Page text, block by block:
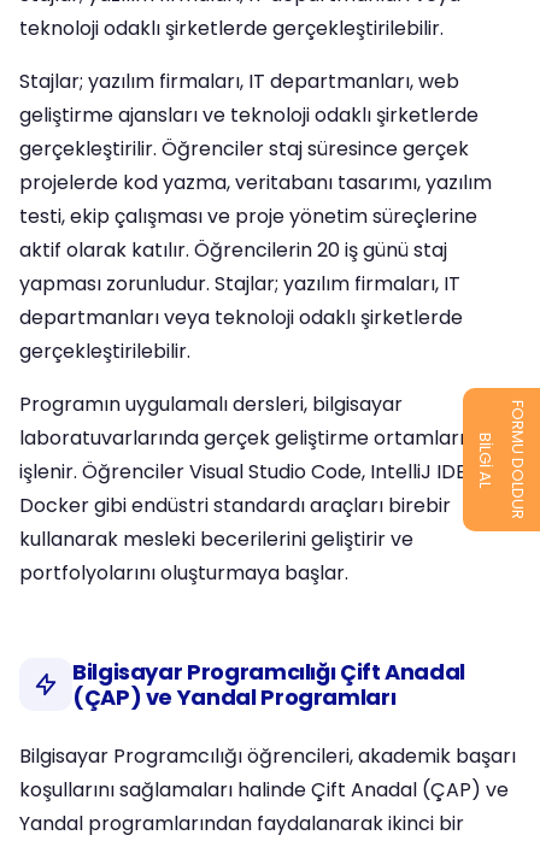
teknoloji odaklı şirketlerde gerçekleştirilebilir.
Stajlar; yazılım firmaları, IT departmanları, web
geliştirme ajansları ve teknoloji odaklı şirketlerde
gerçekleştirilir. Öğrenciler staj süresince gerçek
projelerde kod yazma, veritabanı tasarımı, yazılım
testi, ekip çalışması ve proje yönetim süreçlerine
aktif olarak katılır. Öğrencilerin 20 iş günü staj
yapması zorunludur. Stajlar; yazılım firmaları, IT
departmanları veya teknoloji odaklı şirketlerde
gerçekleştirilebilir.
Programın uygulamalı dersleri, bilgisayar
laboratuvarlarında gerçek geliştirme ortamlarında
işlenir. Öğrenciler Visual Studio Code, IntelliJ IDEA, Git,
Docker gibi endüstri standardı araçları birebir
kullanarak mesleki becerilerini geliştirir ve
portfolyolarını oluşturmaya başlar.
Bilgisayar Programcılığı Çift Anadal
(ÇAP) ve Yandal Programları
Bilgisayar Programcılığı öğrencileri, akademik başarı
koşullarını sağlamaları halinde Çift Anadal (ÇAP) ve
Yandal programlarından faydalanarak ikinci bir
BİLGİ AL FORMU DOLDUR